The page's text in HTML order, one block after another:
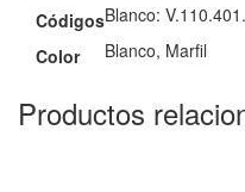
CódigosBlanco:
Color
Blanco, Marfil
Productos